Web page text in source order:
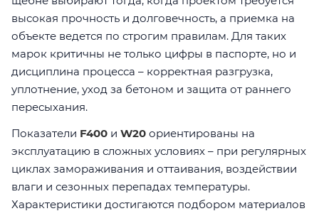
высокая прочность и долговечность, а приемка на
объекте ведется по строгим правилам. Для таких
марок критичны не только цифры в паспорте, но и
дисциплина процесса – корректная разгрузка,
уплотнение, уход за бетоном и защита от раннего
пересыхания.
Показатели F400 и W20 ориентированы на
эксплуатацию в сложных условиях – при регулярных
циклах замораживания и оттаивания, воздействии
влаги и сезонных перепадах температуры.
Характеристики достигаются подбором материалов